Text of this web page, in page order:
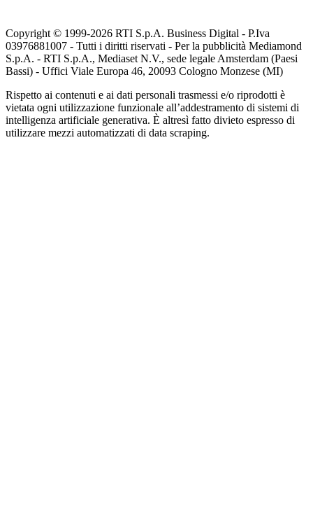
Copyright © 1999-2026 RTI S.p.A. Business Digital - P.Iva
03976881007 - Tutti i diritti riservati - Per la pubblicità Mediamond
S.p.A. - RTI S.p.A., Mediaset N.V., sede legale Amsterdam (Paesi
Bassi) - Uffici Viale Europa 46, 20093 Cologno Monzese (MI)
Rispetto ai contenuti e ai dati personali trasmessi e/o riprodotti è
vietata ogni utilizzazione funzionale all’addestramento di sistemi di
intelligenza artificiale generativa. È altresì fatto divieto espresso di
utilizzare mezzi automatizzati di data scraping.